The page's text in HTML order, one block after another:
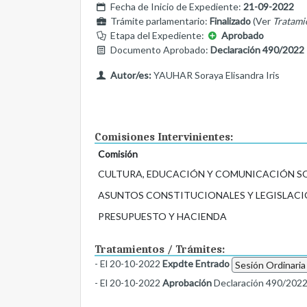
Fecha de Inicio de Expediente: 21-09-2022
Trámite parlamentario: Finalizado(Ver
Etapa del Expediente:
Aprobado
Documento Aprobado: Declaración 490/2022
Autor/es:YAUHAR Soraya Elisandra Iris
Comisiones Intervinientes:
Comisión
CULTURA, EDUCACIÓN Y COMUNICACIÓN
ASUNTOS CONSTITUCIONALES Y
PRESUPUESTO Y HACIENDA
Tratamientos / Trámites:
- El 20-10-2022 Expdte Entrado Sesión
- El 20-10-2022 AprobaciónDeclaración 490/